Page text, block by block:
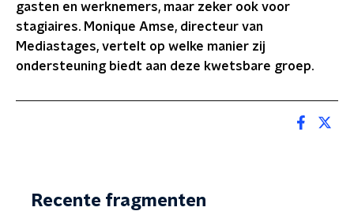
gasten en werknemers, maar zeker ook voor
stagiaires. Monique Amse, directeur van
Mediastages, vertelt op welke manier zij
ondersteuning biedt aan deze kwetsbare groep.
Recente fragmenten